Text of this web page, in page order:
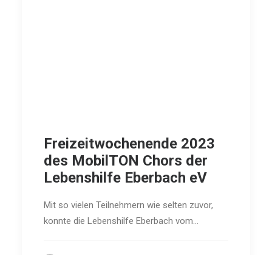
Freizeitwochenende 2023
des MobilTON Chors der
Lebenshilfe Eberbach eV
Mit so vielen Teilnehmern wie selten zuvor,
konnte die Lebenshilfe Eberbach vom…